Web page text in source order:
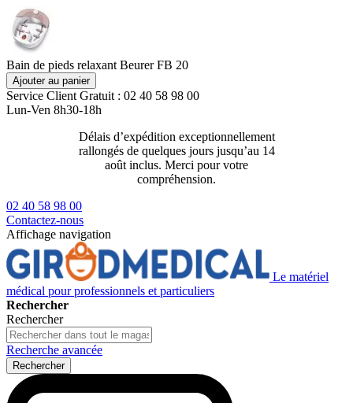
Bain de pieds relaxant Beurer FB 20
Ajouter au panier
Service Client Gratuit : 02 40 58 98 00
Lun-Ven 8h30-18h
Délais d’expédition exceptionnellement
rallongés de quelques jours jusqu’au 14
août inclus. Merci pour votre
compréhension.
02 40 58 98 00
Contactez-nous
Affichage navigation
Le matériel
médical pour professionnels et particuliers
Rechercher
Rechercher
Recherche avancée
Rechercher